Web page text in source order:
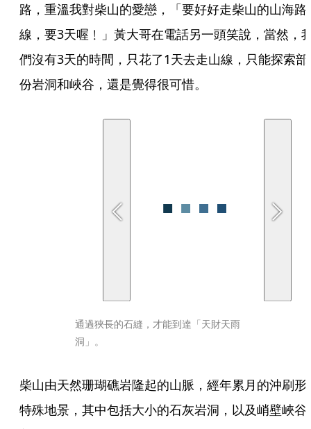
路，重溫我對柴山的愛戀，「要好好走柴山的山海路
線，要3天喔﹗」黃大哥在電話另一頭笑說，當然，
們沒有3天的時間，只花了1天去走山線，只能探索部
份岩洞和峽谷，還是覺得很可惜。
通過狹長的石縫，才能到達「天財天雨
洞」。
柴山由天然珊瑚礁岩隆起的山脈，經年累月的沖刷形
特殊地景，其中包括大小的石灰岩洞，以及峭壁峽谷